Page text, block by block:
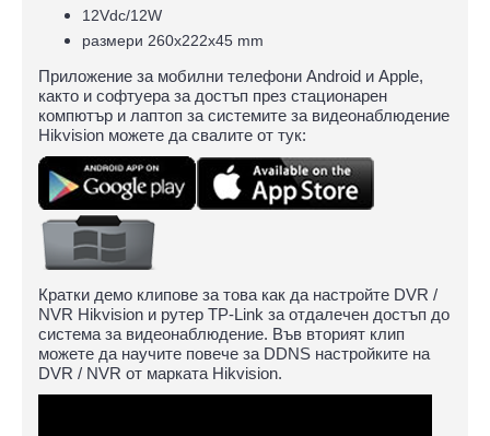
12Vdc/12W
размери 260х222х45 mm
Приложение за мобилни телефони Android и Apple,
както и софтуера за достъп през стационарен
компютър и лаптоп за системите за видеонаблюдение
Hikvision можете да свалите от тук:
Кратки демо клипове за това как да настройте DVR /
NVR Hikvision и рутер TP-Link за отдалечен достъп до
система за видеонаблюдение. Във вторият клип
можете да научите повече за DDNS настройките на
DVR / NVR от марката Hikvision.